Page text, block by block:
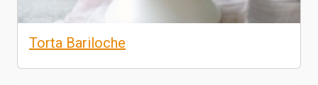
Torta Bariloche